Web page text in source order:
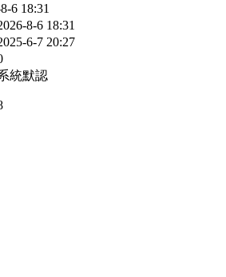
6 18:31
8-6 18:31
6-7 20:27
統默認